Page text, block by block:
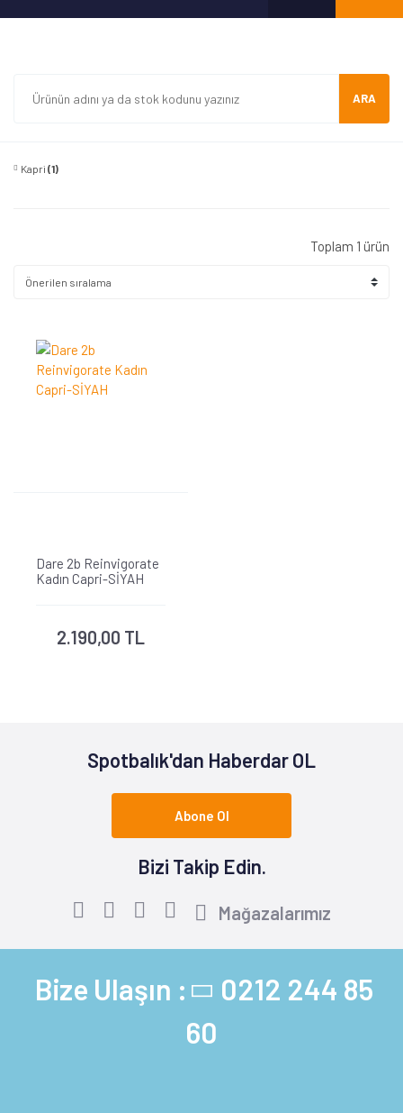
ARA
Kapri (1)
Toplam 1 ürün
Dare 2b Reinvigorate
Kadın Capri-SİYAH
2.190,00 TL
Spotbalık'dan Haberdar OL
Abone Ol
Bizi Takip Edin.
Mağazalarımız
Bize Ulaşın : 0212 244 85
60